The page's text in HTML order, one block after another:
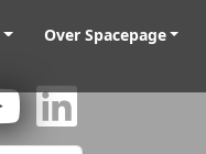
Over Spacepage